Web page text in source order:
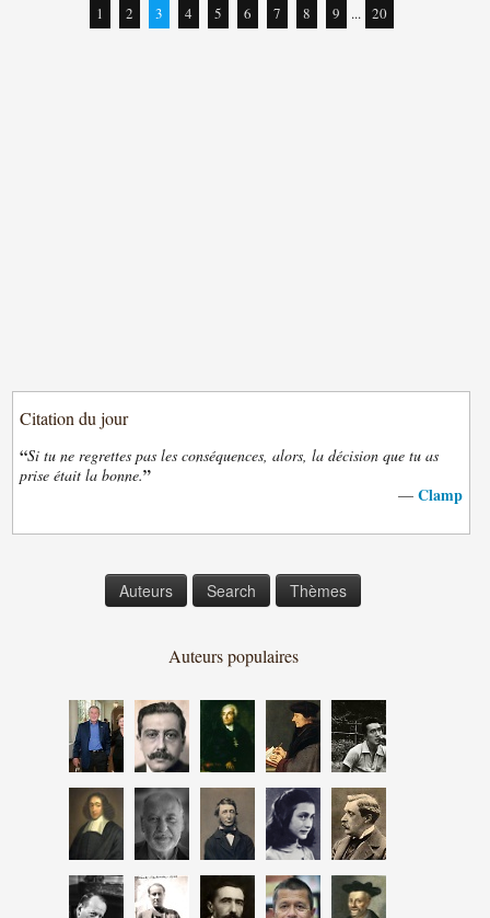
1 2 3 4 5 6 7 8 9 ... 20
Citation du jour
“Si tu ne regrettes pas les conséquences, alors, la décision que tu as
prise était la bonne.”
— Clamp
Auteurs Search Thèmes
Auteurs populaires